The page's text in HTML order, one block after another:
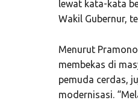
lewat kata-kata
Wakil Gubernur,
Menurut
membekas di
pemuda cerdas,
modernisasi.